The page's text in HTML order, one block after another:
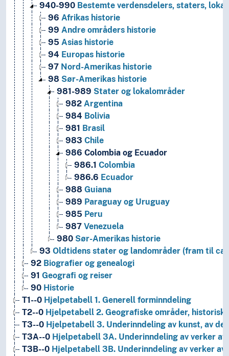
940-990 Bestemte verdensdelers, staters,
96 Afrikas historie
99 Andre områders historie
95 Asias historie
94 Europas historie
97 Nord-Amerikas historie
98 Sør-Amerikas historie
981-989 Stater og lokalområder
982 Argentina
984 Bolivia
981 Brasil
983 Chile
986 Colombia og Ecuador
986.1 Colombia
986.6 Ecuador
988 Guiana
989 Paraguay og Uruguay
985 Peru
987 Venezuela
980 Sør-Amerikas historie
93 Oldtidens stater og landområder (fram til
92 Biografier og genealogi
91 Geografi og reiser
90 Historie
T1--0 Hjelpetabell 1. Generell forminndeling
T2--0 Hjelpetabell 2. Geografiske områder,
T3--0 Hjelpetabell 3. Underinndeling av kunst, av
T3A--0 Hjelpetabell 3A. Underinndeling av verker
T3B--0 Hjelpetabell 3B. Underinndeling av verker